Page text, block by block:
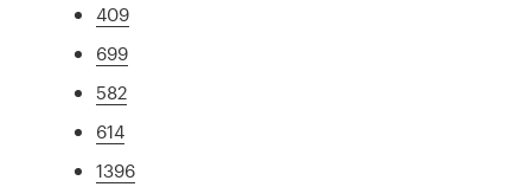
409
699
582
614
1396